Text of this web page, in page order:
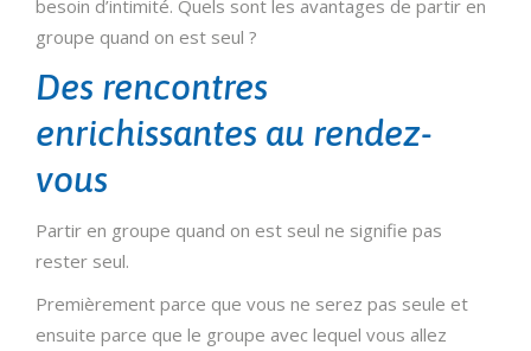
besoin d’intimité. Quels sont les avantages de partir en
groupe quand on est seul ?
Des rencontres
enrichissantes au rendez-
vous
Partir en groupe quand on est seul ne signifie pas
rester seul.
Premièrement parce que vous ne serez pas seule et
ensuite parce que le groupe avec lequel vous allez